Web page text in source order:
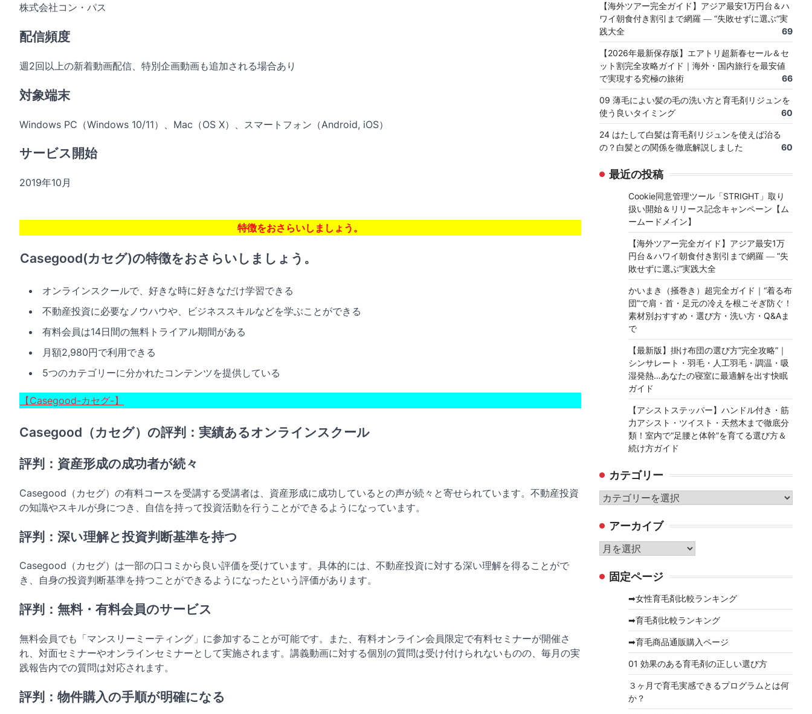
株式会社コン・パス
配信頻度
週2回以上の新着動画配信、特別企画動画も追加される場合あり
対象端末
Windows PC（Windows 10/11）、Mac（OS X）、スマートフォン（Android, iOS）
サービス開始
2019年10月
特徴をおさらいしましょう。
Casegood(カセグ)の特徴をおさらいしましょう。
オンラインスクールで、好きな時に好きなだけ学習できる
不動産投資に必要なノウハウや、ビジネススキルなどを学ぶことができる
有料会員は14日間の無料トライアル期間がある
月額2,980円で利用できる
5つのカテゴリーに分かれたコンテンツを提供している
【Casegood-カセグ-】
Casegood（カセグ）の評判：実績あるオンラインスクール
評判：資産形成の成功者が続々
Casegood（カセグ）の有料コースを受講する受講者は、資産形成に成功しているとの声が続々と寄せられています。不動産投資
の知識やスキルが身につき、自信を持って投資活動を行うことができるようになっています。
評判：深い理解と投資判断基準を持つ
Casegood（カセグ）は一部の口コミから良い評価を受けています。具体的には、不動産投資に対する深い理解を得ることがで
き、自身の投資判断基準を持つことができるようになったという評価があります。
評判：無料・有料会員のサービス
無料会員でも「マンスリーミーティング」に参加することが可能です。また、有料オンライン会員限定で有料セミナーが開催さ
れ、対面セミナーやオンラインセミナーとして実施されます。講義動画に対する個別の質問は受け付けられないものの、毎月の実
践報告内での質問は対応されます。
評判：物件購入の手順が明確になる
【海外ツアー完全ガイド】アジア最安1万円台＆ハ
ワイ朝食付き割引まで網羅 ― “失敗せずに選ぶ”実
践大全
69
【2026年最新保存版】エアトリ超新春セール＆セ
ット割完全攻略ガイド｜海外・国内旅行を最安値
で実現する究極の旅術
66
09 薄毛によい髪の毛の洗い方と育毛剤リジュンを
使う良いタイミング
60
24 はたして白髪は育毛剤リジュンを使えば治る
の？白髪との関係を徹底解説しました
60
最近の投稿
Cookie同意管理ツール「STRIGHT」取り
扱い開始＆リリース記念キャンペーン【ム
ームードメイン】
【海外ツアー完全ガイド】アジア最安1万
円台＆ハワイ朝食付き割引まで網羅 ― “失
敗せずに選ぶ”実践大全
かいまき（掻巻き）超完全ガイド｜“着る布
団”で肩・首・足元の冷えを根こそぎ防ぐ！
素材別おすすめ・選び方・洗い方・Q&Aま
で
【最新版】掛け布団の選び方“完全攻略”｜
シンサレート・羽毛・人工羽毛・調温・吸
湿発熱…あなたの寝室に最適解を出す快眠
ガイド
【アシストステッパー】ハンドル付き・筋
力アシスト・ツイスト・天然木まで徹底分
類！室内で“足腰と体幹”を育てる選び方＆
続け方ガイド
カテゴリー
カ
ゴ
リ
ー
アーカイブ
ア
カ 固定ページ
➡女性育毛剤比較ランキング
➡育毛剤比較ランキング
➡育毛商品通販購入ページ
01 効果のある育毛剤の正しい選び方
３ヶ月で育毛実感できるプログラムとは何
か？